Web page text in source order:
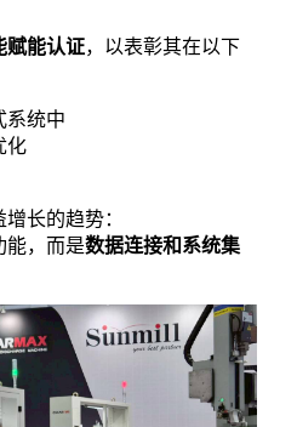
赋能认证，以表彰其在以下
系统中
化
长的趋势：
能，而是数据连接和系统集